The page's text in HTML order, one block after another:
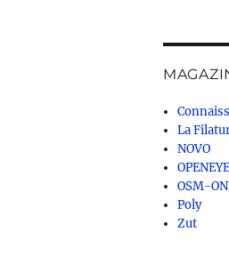
La
NOVO
OPENEYE
OSM-
Poly
Zut